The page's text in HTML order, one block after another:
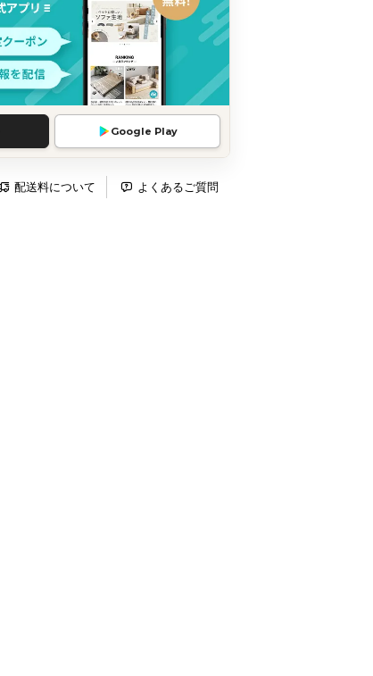
Google Play
配送料について よくあるご質問